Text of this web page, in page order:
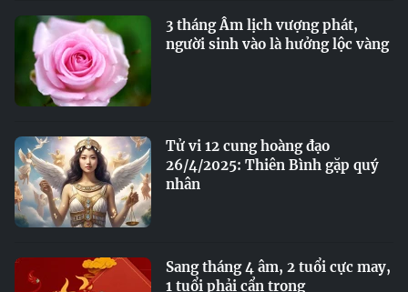
3 tháng Âm lịch vượng phát,
người sinh vào là hưởng lộc vàng
Tử vi 12 cung hoàng đạo
26/4/2025: Thiên Bình gặp quý
nhân
Sang tháng 4 âm, 2 tuổi cực may,
1 tuổi phải cẩn trọng